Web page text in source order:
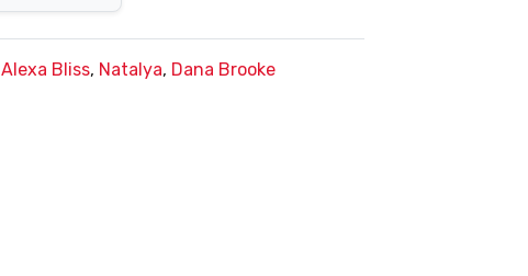
Alexa Bliss, Natalya, Dana Brooke